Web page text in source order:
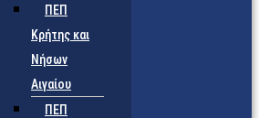
ΠΕΠ
Κρήτης και
Νήσων
Αιγαίου
ΠΕΠ